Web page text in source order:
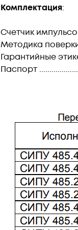
Комплектация:
Счетчик
Методика поверки
Гарантийные
Паспорт